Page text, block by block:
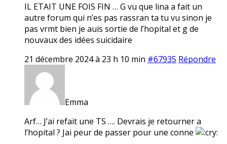
IL ETAIT UNE FOIS FIN … G vu que lina a fait un
autre forum qui n’es pas rassran ta tu vu sinon je
pas vrmt bien je auis sortie de l’hopital et g de
nouvaux des idées suicidaire
21 décembre 2024 à 23 h 10 min #67935 Répondre
Emma
Arf… J’ai refait une TS …. Devrais je retourner a
l’hopital ? Jai peur de passer pour une conne